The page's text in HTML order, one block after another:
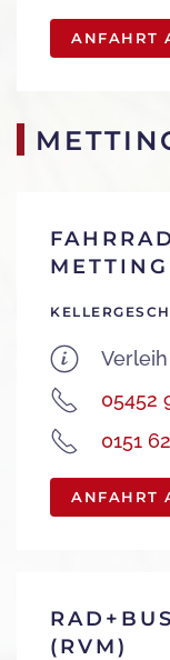
ANFAHRT
Verleih
05452
0151
ANFAHRT
(RVM)